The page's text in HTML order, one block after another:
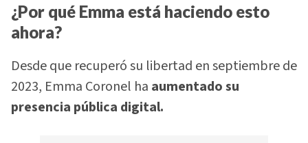
¿Por qué Emma está haciendo esto
ahora?
Desde que recuperó su libertad en septiembre de
2023, Emma Coronel ha aumentado su
presencia pública digital.